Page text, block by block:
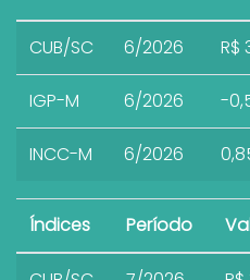
CUB/SC 6/2026 R$
IGP-M 6/2026 -
INCC-M 6/2026
Índices Período